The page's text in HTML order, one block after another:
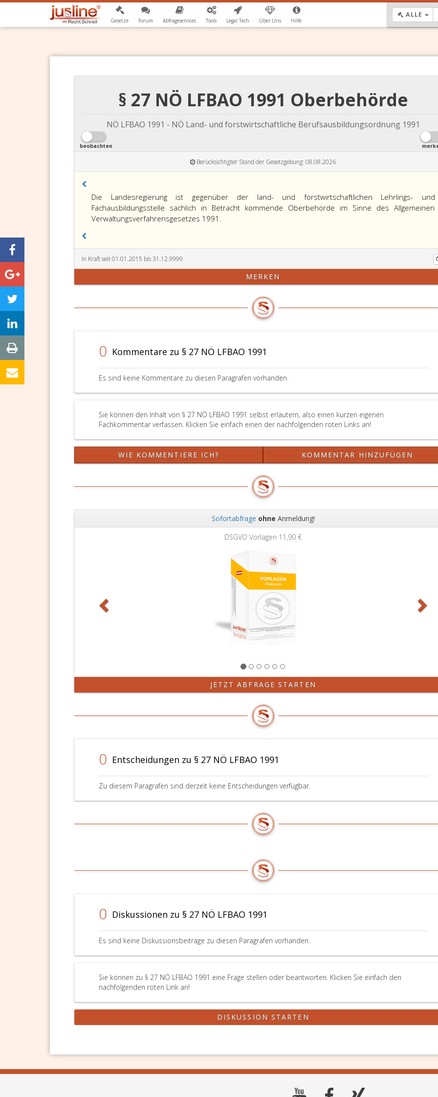
Gesetze Forum Abfrageservices Tools Legal.Tech Über Uns Hilfe
ALLE
§ 27 NÖ LFBAO 1991 Oberbehörde
NÖ LFBAO 1991 - NÖ Land- und forstwirtschaftliche Berufsausbildungsordnung 1991
beobachten
Berücksichtigter Stand der Gesetzgebung: 08.08.2026
Die Landesregierung ist gegenüber der land- und forstwirtschaftlichen Lehrlings- und
Fachausbildungsstelle sachlich in Betracht kommende Oberbehörde im Sinne des Allgemeinen
Verwaltungsverfahrensgesetzes 1991.
In Kraft seit 01.01.2015 bis 31.12.9999
MERKEN
0 Kommentare zu § 27 NÖ LFBAO 1991
Es sind keine Kommentare zu diesen Paragrafen vorhanden.
Sie können den Inhalt von § 27 NÖ LFBAO 1991 selbst erläutern, also einen kurzen eigenen
Fachkommentar verfassen. Klicken Sie einfach einen der nachfolgenden roten Links an!
WIE KOMMENTIERE ICH? KOMMENTAR HINZUFÜGEN
Sofortabfrage ohne Anmeldung!
DSGVO Vorlagen 11,90 €
JETZT ABFRAGE STARTEN
0 Entscheidungen zu § 27 NÖ LFBAO 1991
Zu diesem Paragrafen sind derzeit keine Entscheidungen verfügbar.
0 Diskussionen zu § 27 NÖ LFBAO 1991
Es sind keine Diskussionsbeiträge zu diesen Paragrafen vorhanden.
Sie können zu § 27 NÖ LFBAO 1991 eine Frage stellen oder beantworten. Klicken Sie einfach den
nachfolgenden roten Link an!
DISKUSSION STARTEN